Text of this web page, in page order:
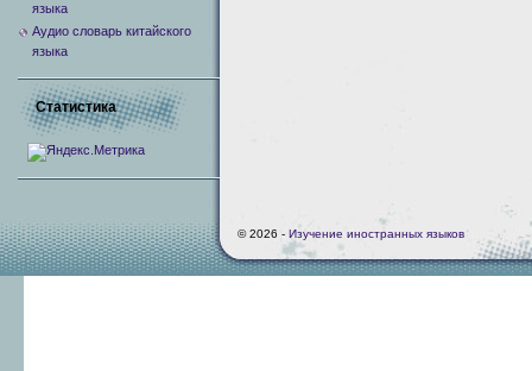
языка
Аудио словарь китайского
языка
Статистика
© 2026 - Изучение иностранных языков